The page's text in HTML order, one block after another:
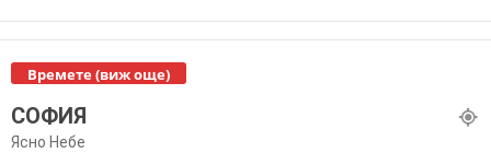
Времете (виж още)
СОФИЯ
Ясно Небе